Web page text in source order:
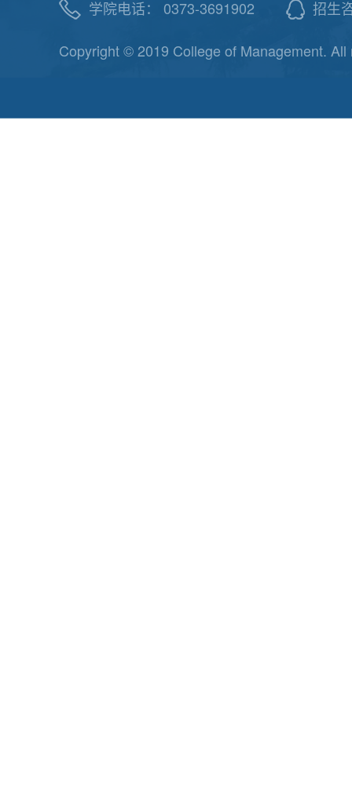
学院电话： 0373-3691902 招生
Copyright © 2019 College of Management.